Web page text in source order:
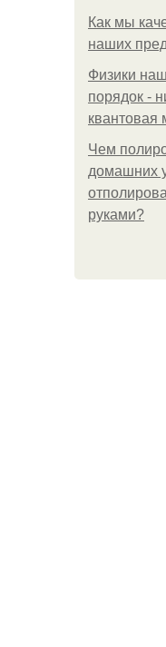
Как мы
наших
Физики
порядок -
квантовая
Чем
домашних
руками?